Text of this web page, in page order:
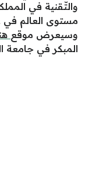
والتّقنية في
مستوى العالم في
وسيعرض موقع
المبكر في جامعة